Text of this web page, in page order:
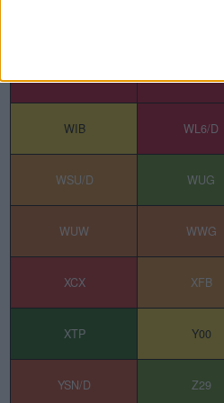
WCMK/D WDL1/D
WIB WL6/D
WSU/D WUG
WUW WWG
XCX XFB
XTP Y00
YSN/D Z29